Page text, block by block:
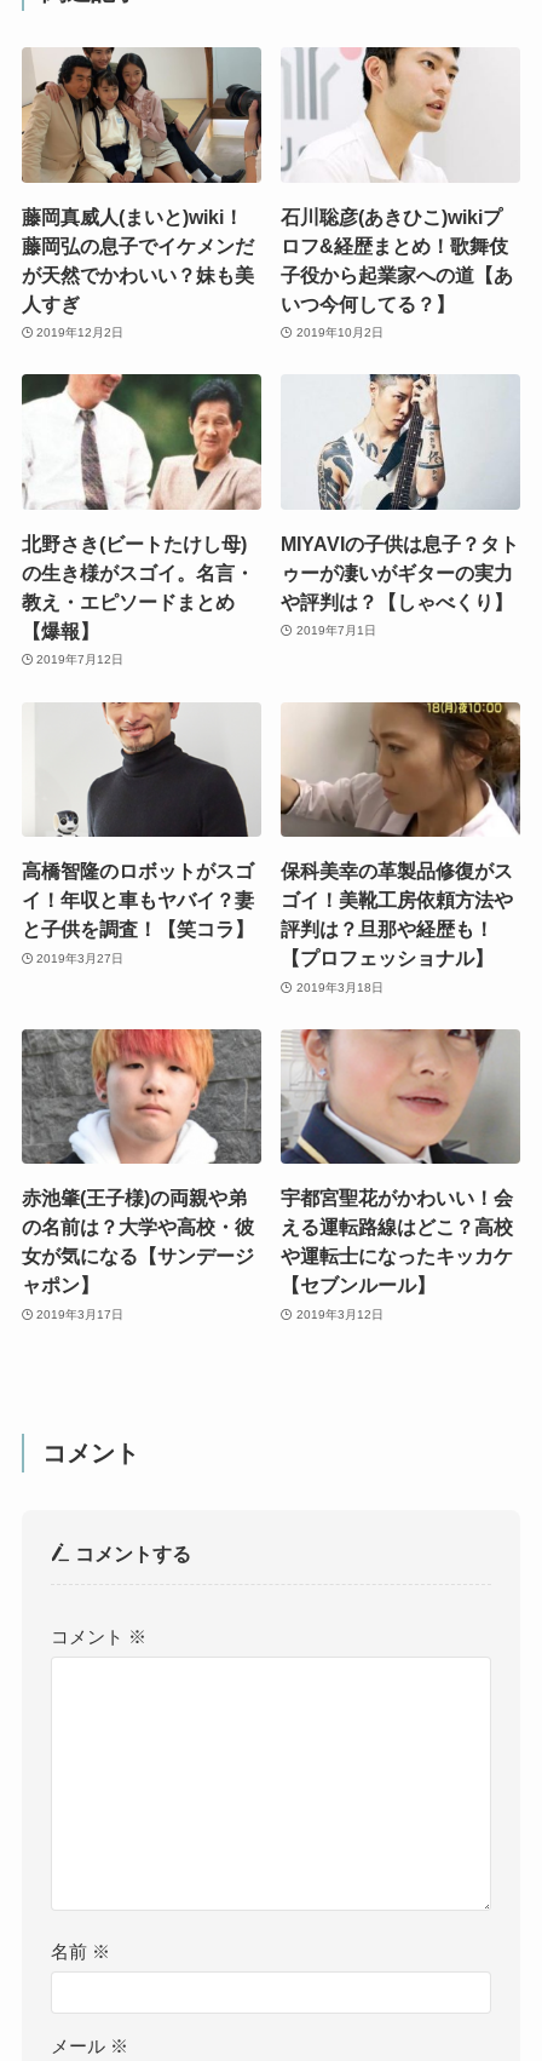
藤岡真威人(まいと)wiki！
藤岡弘の息子でイケメンだ
が天然でかわいい？妹も美
人すぎ
2019年12月2日
石川聡彦(あきひこ)wikiプ
ロフ&経歴まとめ！歌舞伎
子役から起業家への道【あ
いつ今何してる？】
2019年10月2日
北野さき(ビートたけし母)
の生き様がスゴイ。名言・
教え・エピソードまとめ
【爆報】
2019年7月12日
MIYAVIの子供は息子？タト
ゥーが凄いがギターの実力
や評判は？【しゃべくり】
2019年7月1日
高橋智隆のロボットがスゴ
イ！年収と車もヤバイ？妻
と子供を調査！【笑コラ】
2019年3月27日
保科美幸の革製品修復がス
ゴイ！美靴工房依頼方法や
評判は？旦那や経歴も！
【プロフェッショナル】
2019年3月18日
赤池肇(王子様)の両親や弟
の名前は？大学や高校・彼
女が気になる【サンデージ
ャポン】
2019年3月17日
宇都宮聖花がかわいい！会
える運転路線はどこ？高校
や運転士になったキッカケ
【セブンルール】
2019年3月12日
コメント
コメントする
コメント ※
名前 ※
メール ※